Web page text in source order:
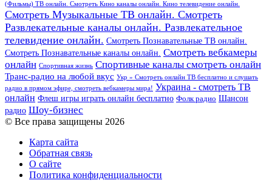
(Фильмы) ТВ онлайн. Смотреть Кино каналы онлайн. Кино телевидение онлайн.
Смотреть Музыкальные ТВ онлайн. Смотреть
Развлекательные каналы онлайн. Развлекательное
телевидение онлайн. Смотреть Познавательные ТВ онлайн.
Смотреть Познавательные каналы онлайн. Смотреть вебкамеры
онлайн Спортивная жизнь Спортивные каналы смотреть онлайн
Транс-радио на любой вкус Укр » Смотреть онлайн ТВ бесплатно и слушать
радио в прямом эфире, смотреть вебкамеры мира! Украина - смотреть ТВ
онлайн Флеш игры играть онлайн бесплатно Фолк радио Шансон
радио Шоу-бизнес
© Все права защищены 2026
Карта сайта
Обратная связь
О сайте
Политика конфиденциальности